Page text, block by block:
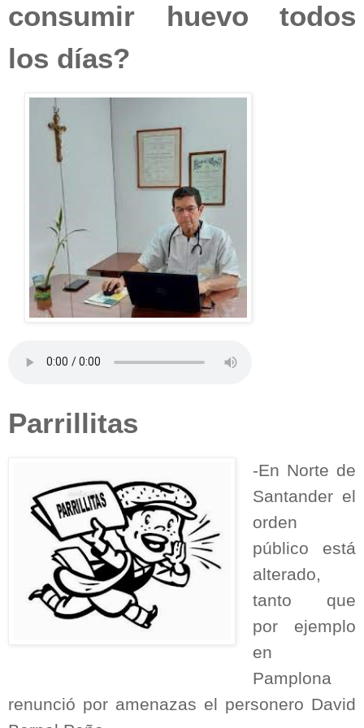
consumir huevo todos
los días?
Parrillitas
-En Norte de
Santander el
orden
público está
alterado,
tanto que
por ejemplo
en
Pamplona
renunció por amenazas el personero David